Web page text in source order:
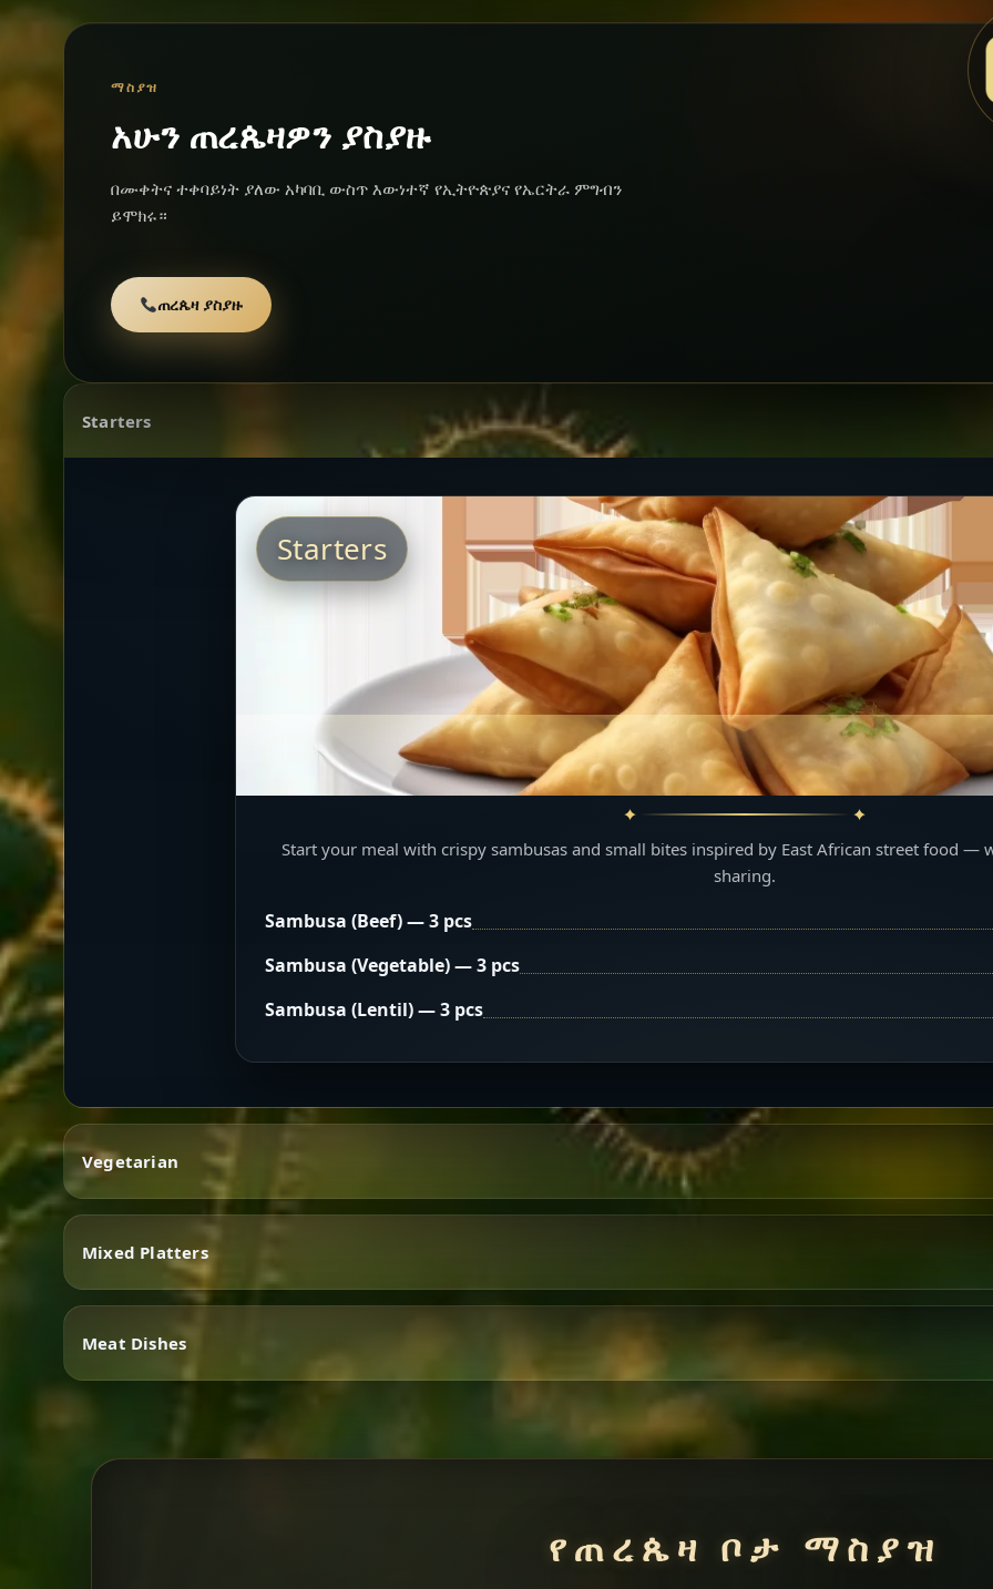
ማስያዝ
አሁን ጠረጴዛዎን ያስያዙ
በሙቀትና ተቀባይነት ያለው አካባቢ ውስጥ እውነተኛ የኢትዮጵያና የኤርትራ ምግብን
ይሞክሩ።
ጠረጴዛ ያስያዙ
Starters
Starters
Start your meal with crispy sambusas and small bites inspired by East African street food —
sharing.
Sambusa (Beef) — 3 pcs
Sambusa (Vegetable) — 3 pcs
Sambusa (Lentil) — 3 pcs
Vegetarian
Vegetarian
Mixed Platters
Mixed Platters
Meat Dishes
Meat Dishes
የጠረጴዛ ቦታ ማስያዝ